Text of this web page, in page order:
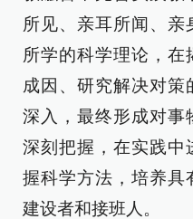
所见、亲耳所闻、亲
所学的科学理论，在
成因、研究解决对策
深入，最终形成对事
深刻把握，在实践中
握科学方法，培养具
建设者和接班人。